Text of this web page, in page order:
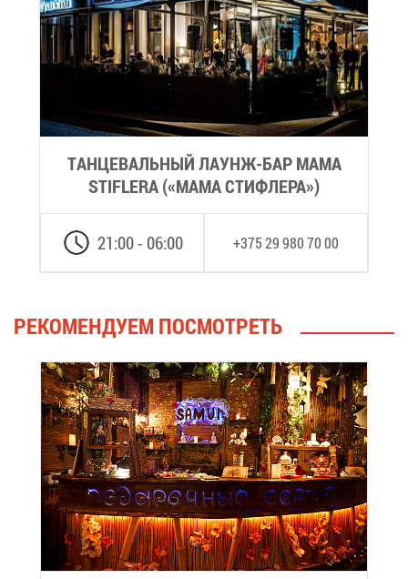
ТАН­ЦЕ­ВАЛЬ­НЫЙ ЛА­У­НЖ-БАР MAMA
STIFLERA («МА­МА СТИ­Ф­ЛЕ­РА»)
+375 29 980 70 00
21:00 - 06:00
РЕ­КО­МЕН­ДУ­ЕМ ПО­СМОТ­РЕТЬ